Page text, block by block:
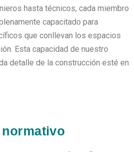
hasta técnicos, cada miembro
capacitado para
que conllevan los espacios
Esta capacidad de nuestro
detalle de la construcción esté en